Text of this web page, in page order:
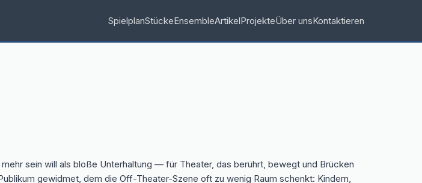
SpielplanStückeEnsembleArtikelProjekteÜber unsKontaktieren
sein will als bloße Unterhaltung — für Theater, das berührt, bewegt und Brücken
gewidmet, dem die Off-Theater-Szene oft zu wenig Raum schenkt: Kindern,